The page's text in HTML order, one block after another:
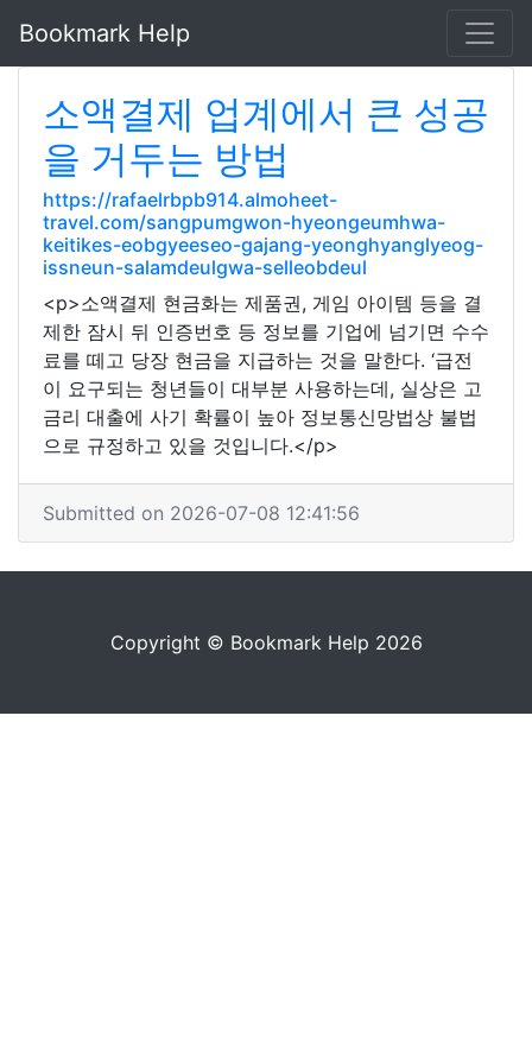
Bookmark Help
소액결제 업계에서 큰 성공
을 거두는 방법
https://rafaelrbpb914.almoheet-
travel.com/sangpumgwon-hyeongeumhwa-
keitikes-eobgyeeseo-gajang-yeonghyanglyeog-
issneun-salamdeulgwa-selleobdeul
<p>소액결제 현금화는 제품권, 게임 아이템 등을 결
제한 잠시 뒤 인증번호 등 정보를 기업에 넘기면 수수
료를 떼고 당장 현금을 지급하는 것을 말한다. ‘급전
이 요구되는 청년들이 대부분 사용하는데, 실상은 고
금리 대출에 사기 확률이 높아 정보통신망법상 불법
으로 규정하고 있을 것입니다.</p>
Submitted on 2026-07-08 12:41:56
Copyright © Bookmark Help 2026